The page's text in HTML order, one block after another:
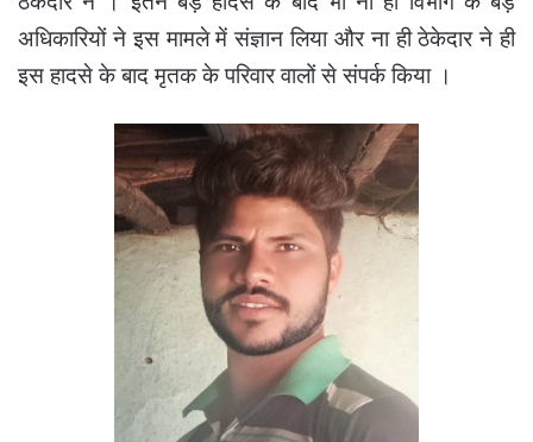
अधिकारियों ने इस मामले में संज्ञान लिया और ना ही ठेकेदार ने ही
इस हादसे के बाद मृतक के परिवार वालों से संपर्क किया ।